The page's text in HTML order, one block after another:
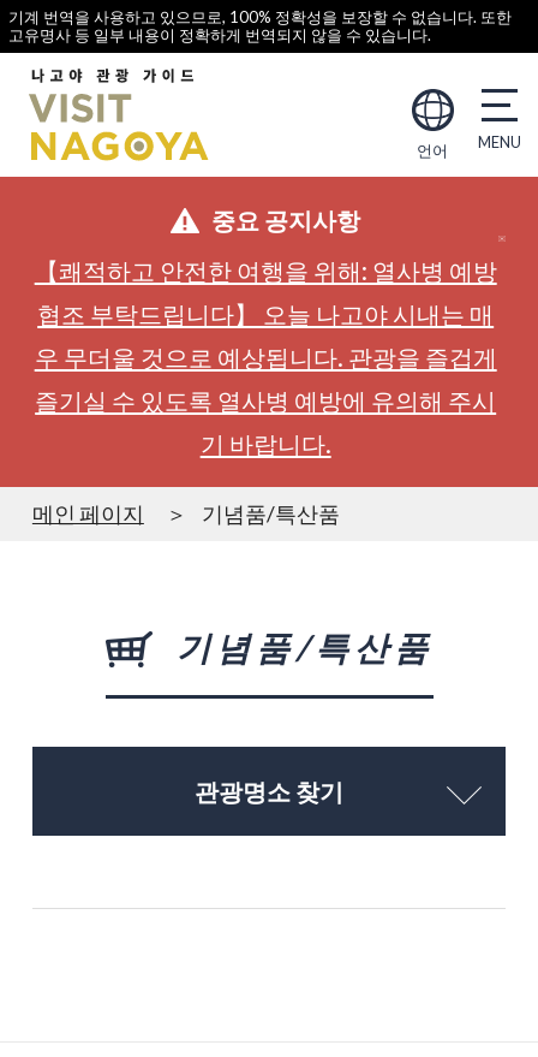
기계 번역을 사용하고 있으므로, 100% 정확성을 보장할 수 없습니다. 또한
고유명사 등 일부 내용이 정확하게 번역되지 않을 수 있습니다.
언어
중요 공지사항
【쾌적하고 안전한 여행을 위해: 열사병 예방
협조 부탁드립니다】 오늘 나고야 시내는 매
우 무더울 것으로 예상됩니다. 관광을 즐겁게
즐기실 수 있도록 열사병 예방에 유의해 주시
기 바랍니다.
메인 페이지 기념품/특산품
기념품/특산품
관광명소 찾기